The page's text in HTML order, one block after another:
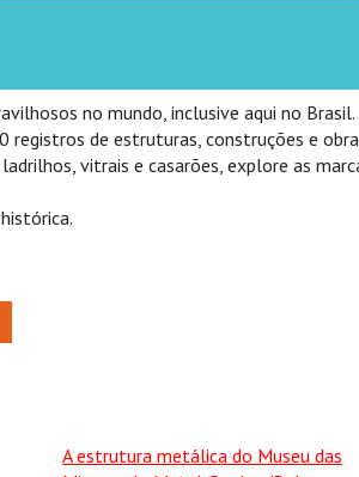
no mundo, inclusive aqui no Brasil.
registros de estruturas, construções e
vitrais e casarões, explore as
A estrutura metálica do Museu das